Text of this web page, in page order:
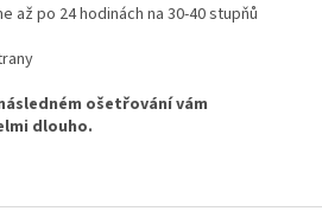
až po 24 hodinách na 30-40 stupňů
ošetřování vám
dlouho.